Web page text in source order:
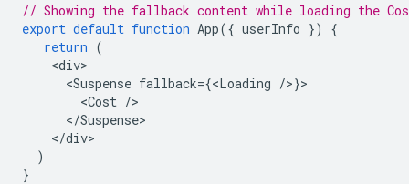
// Showing the fallback content while loading the Cost
export default function App({ userInfo })
{
return (
<div
<Suspense fallback={<Loading />}
<Cost /
</Suspense
</div
)
}